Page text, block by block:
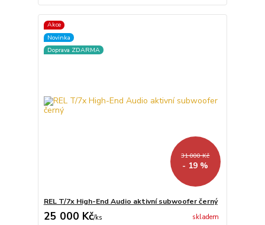
Akce
Novinka
Doprava ZDARMA
31 000 Kč
- 19 %
REL T/7x High-End Audio aktivní subwoofer černý
25 000 Kč/ks skladem